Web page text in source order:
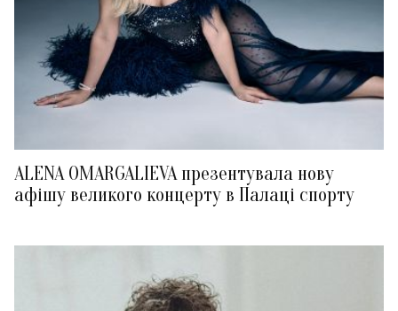
ALENA OMARGALIEVA презентувала нову
афішу великого концерту в Палаці спорту